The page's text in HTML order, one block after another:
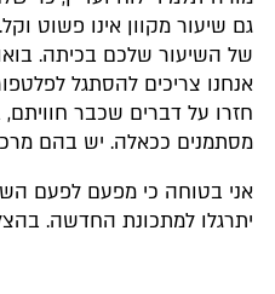
גם שיעור מקוון אינו פשוט
של השיעור שלכם בכיתה.
אנחנו צריכים להסתגל
חזרו על דברים שכבר
מסתמנים ככאלה. יש בהם
אני בטוחה כי מפעם לפעם
יתרגלו למתכונת החדשה.